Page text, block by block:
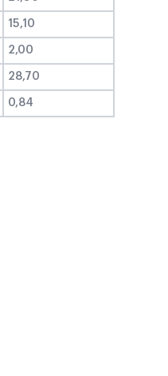
15,10
2,00
28,70
0,84